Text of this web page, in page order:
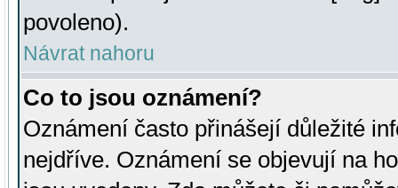
povoleno).
Návrat nahoru
Co to jsou oznámení?
Oznámení často přinášejí důležité
nejdříve. Oznámení se objevují na